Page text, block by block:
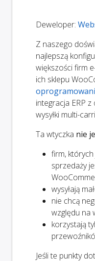
Deweloper:
Z naszego
najlepszą
większości firm
ich sklepu
integracja ERP
wysyłki multi-
Ta wtyczka nie
firm, których
sprzedaży
wysyłają
nie chcą
względu na
korzystają
Jeśli te punkty